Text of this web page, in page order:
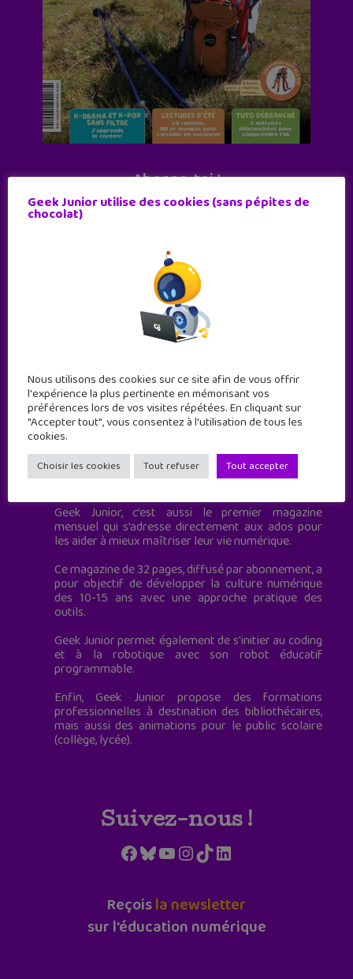
Abonne-toi !
11 numéros par an
JE M'ABONNE !
Geek Junior est le premier site de culture numérique
à destination des adolescents.
Geek Junior, c’est aussi le premier magazine
mensuel qui s’adresse directement aux ados pour
les aider à mieux maîtriser leur vie numérique.
Ce magazine de 32 pages, diffusé par abonnement, a
pour objectif de développer la culture numérique
des 10-15 ans avec une approche pratique des
outils.
Geek Junior permet également de s'initier au coding
et à la robotique avec son robot éducatif
programmable.
Enfin, Geek Junior propose des formations
professionnelles à destination des bibliothécaires,
mais aussi des animations pour le public scolaire
(collège, lycée).
Suivez-nous !
Facebook
Bluesky
YouTube
Instagram
TikTokLinkedIn
Reçoisla newsletter
sur l'éducation numérique
Geek Junior utilise des cookies (sans pépites de
chocolat)
Nous utilisons des cookies sur ce site afin de vous offrir
l'expérience la plus pertinente en mémorisant vos
préférences lors de vos visites répétées. En cliquant sur
"Accepter tout", vous consentez à l'utilisation de tous les
cookies.
Choisir les cookies Tout refuser Tout accepter